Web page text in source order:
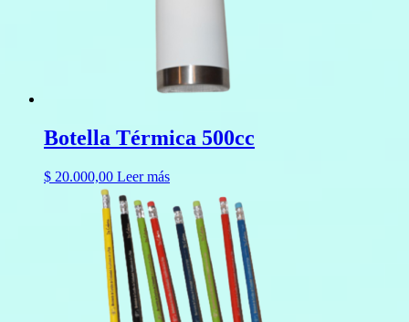
Botella Térmica 500cc
$ 20.000,00 Leer más